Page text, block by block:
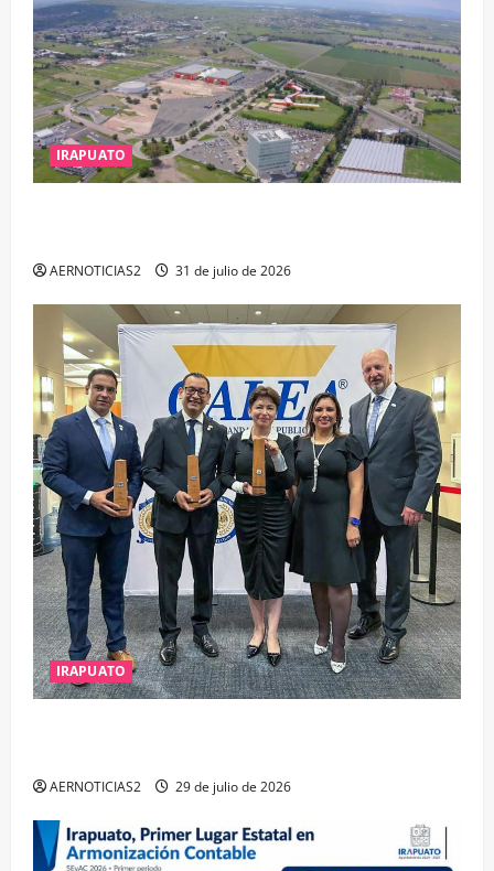
IRAPUATO
AERNOTICIAS2 31 de julio de 2026
IRAPUATO
AERNOTICIAS2 29 de julio de 2026